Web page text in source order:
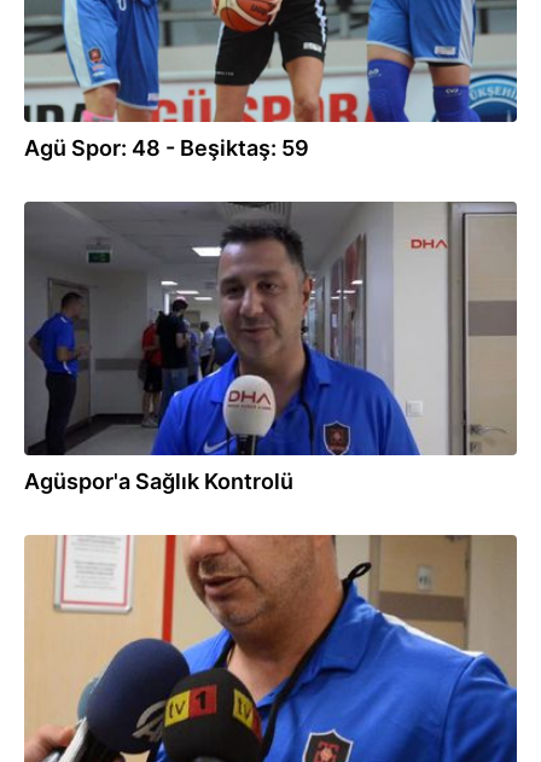
Agü Spor: 48 - Beşiktaş: 59
29.08.2016
Agüspor'a Sağlık Kontrolü
29.08.2016